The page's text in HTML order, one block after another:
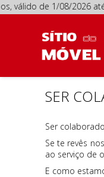
válido de 1/08/2026
SER
Ser
Se te revês
ao serviço de
E como
Jantar
Estar
Móveis
Quartos
Conta